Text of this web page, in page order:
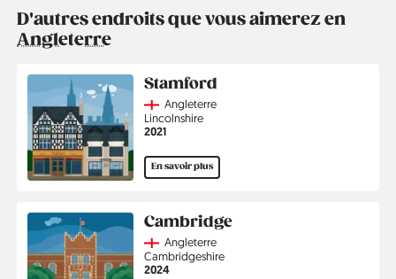
D'autres endroits que vous aimerez en
Angleterre
Stamford
CountryAngleterre
Région
Lincolnshire
Année
2021
En savoir plus
Cambridge
CountryAngleterre
Région
Cambridgeshire
Année
2024